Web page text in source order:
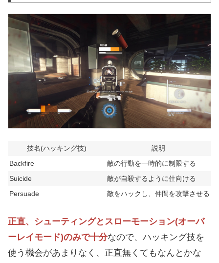
技名(ハッキング技)
説明
Backfire
敵の行動を一時的に制限する
Suicide
敵が自殺するように仕向ける
Persuade
敵をハックし、仲間を攻撃させる
正直、シューティングとスローモーション(オーバ
ーレイモード)のみで十分なので、ハッキング技を
使う機会があまりなく、正直無くてもなんとかな